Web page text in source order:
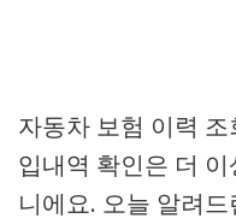
자동차 보험 이력
입내역 확인은 더
니에요. 오늘 알려